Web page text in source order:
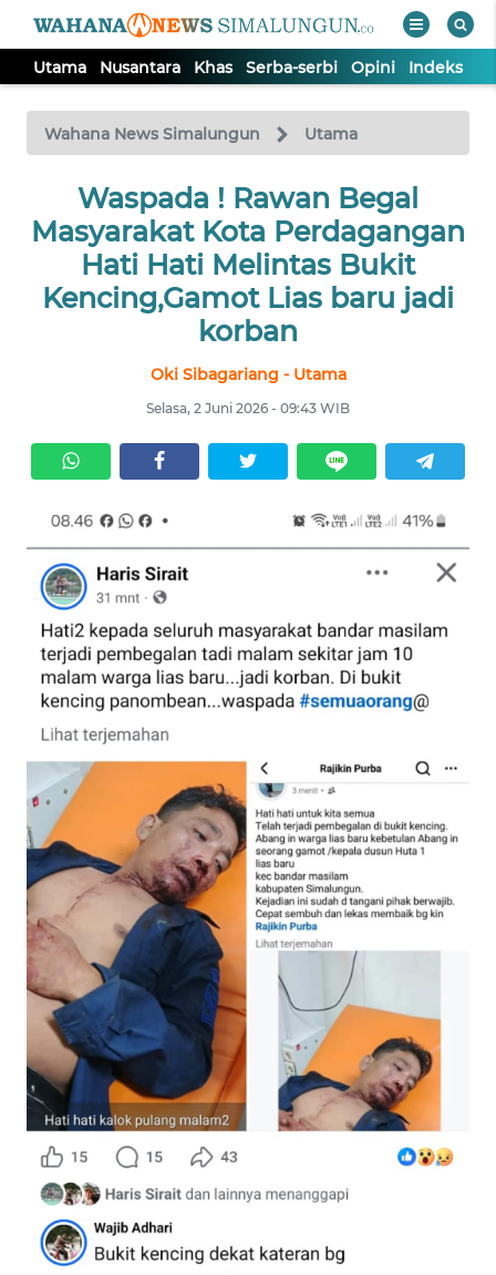
Utama Nusantara Khas Serba-serbi Opini Indeks
Wahana News Simalungun Utama
Waspada ! Rawan Begal
Masyarakat Kota Perdagangan
Hati Hati Melintas Bukit
Kencing,Gamot Lias baru jadi
korban
Oki Sibagariang - Utama
Selasa, 2 Juni 2026 - 09:43 WIB
TV
Tutup
UTAMA
NUSANTARA
OPINI
Informasi
INDEKS
BERITA
KONTAK
KAMI
INFO
IKLAN
TENTANG
KAMI
PEDOMAN
MEDIA
SIBER
REDAKSI
KARIR
DISCLAIMER
Wahana
News
Regional